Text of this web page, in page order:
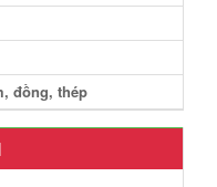
đồng, thép